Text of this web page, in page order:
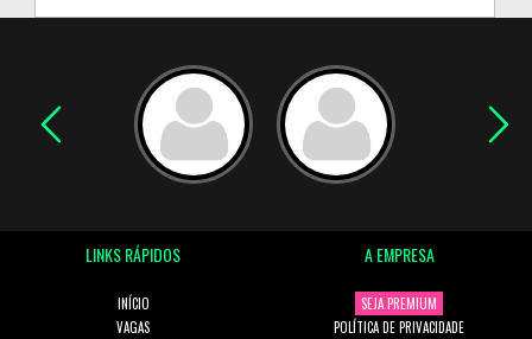
LINKS RÁPIDOS
INÍCIO
VAGAS
A EMPRESA
SEJA PREMIUM
POLÍTICA DE PRIVACIDADE